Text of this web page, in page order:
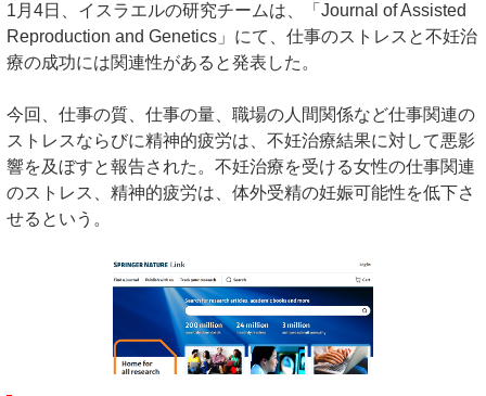
1月4日、イスラエルの研究チームは、「Journal of Assisted
Reproduction and Genetics」にて、仕事のストレスと不妊治
療の成功には関連性があると発表した。
今回、仕事の質、仕事の量、職場の人間関係など仕事関連の
ストレスならびに精神的疲労は、不妊治療結果に対して悪影
響を及ぼすと報告された。不妊治療を受ける女性の仕事関連
のストレス、精神的疲労は、体外受精の妊娠可能性を低下さ
せるという。